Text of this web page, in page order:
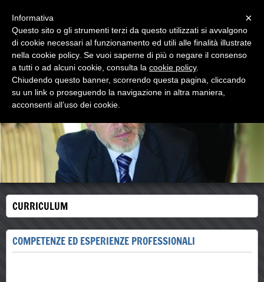
walter comello
psicologo psicoterapeuta
CURRICULUM
COMPETENZE ED ESPERIENZE PROFESSIONALI
×
Informativa
Questo sito o gli strumenti terzi da questo utilizzati si avvalgono
di cookie necessari al funzionamento ed utili alle finalità illustrate
nella cookie policy. Se vuoi saperne di più o negare il consenso
a tutti o ad alcuni cookie, consulta la cookie policy.
Chiudendo questo banner, scorrendo questa pagina, cliccando
su un link o proseguendo la navigazione in altra maniera,
acconsenti all’uso dei cookie.